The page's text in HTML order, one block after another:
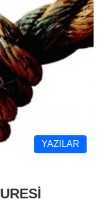
YAZILAR